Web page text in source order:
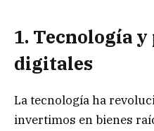
1. Tecnología
digitales
La tecnología ha
invertimos en bienes